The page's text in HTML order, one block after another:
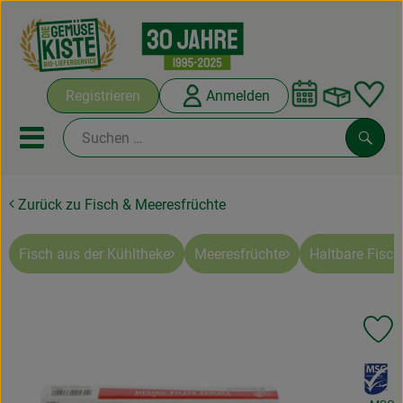
Registrieren Anmelden
Mobiles Menu öffnen oder
Abokisten
Kochboxen
Zurück zu Fisch & Meeresfrüchte
Fisch aus der Kühltheke Meeresfrüchte Haltbare
, Verband: